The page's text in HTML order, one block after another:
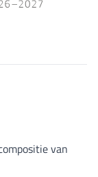
van